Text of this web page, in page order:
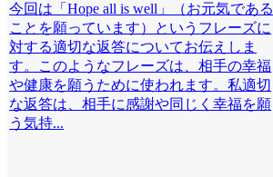
今回は「Hope all is well」（お元気である
ことを願っています）というフレーズに
対する適切な返答についてお伝えしま
す。このようなフレーズは、相手の幸福
や健康を願うために使われます。私適切
な返答は、相手に感謝や同じく幸福を願
う気持...